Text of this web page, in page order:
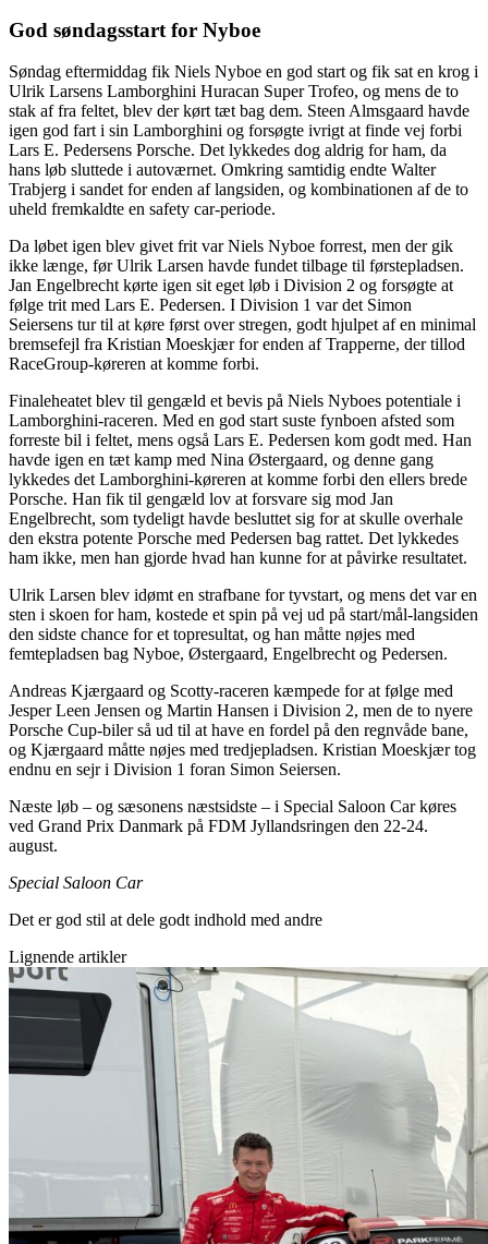
God søndagsstart for Nyboe
Søndag eftermiddag fik Niels Nyboe en god start og fik sat en krog i
Ulrik Larsens Lamborghini Huracan Super Trofeo, og mens de to
stak af fra feltet, blev der kørt tæt bag dem. Steen Almsgaard havde
igen god fart i sin Lamborghini og forsøgte ivrigt at finde vej forbi
Lars E. Pedersens Porsche. Det lykkedes dog aldrig for ham, da
hans løb sluttede i autoværnet. Omkring samtidig endte Walter
Trabjerg i sandet for enden af langsiden, og kombinationen af de to
uheld fremkaldte en safety car-periode.
Da løbet igen blev givet frit var Niels Nyboe forrest, men der gik
ikke længe, før Ulrik Larsen havde fundet tilbage til førstepladsen.
Jan Engelbrecht kørte igen sit eget løb i Division 2 og forsøgte at
følge trit med Lars E. Pedersen. I Division 1 var det Simon
Seiersens tur til at køre først over stregen, godt hjulpet af en minimal
bremsefejl fra Kristian Moeskjær for enden af Trapperne, der tillod
RaceGroup-køreren at komme forbi.
Finaleheatet blev til gengæld et bevis på Niels Nyboes potentiale i
Lamborghini-raceren. Med en god start suste fynboen afsted som
forreste bil i feltet, mens også Lars E. Pedersen kom godt med. Han
havde igen en tæt kamp med Nina Østergaard, og denne gang
lykkedes det Lamborghini-køreren at komme forbi den ellers brede
Porsche. Han fik til gengæld lov at forsvare sig mod Jan
Engelbrecht, som tydeligt havde besluttet sig for at skulle overhale
den ekstra potente Porsche med Pedersen bag rattet. Det lykkedes
ham ikke, men han gjorde hvad han kunne for at påvirke resultatet.
Ulrik Larsen blev idømt en strafbane for tyvstart, og mens det var en
sten i skoen for ham, kostede et spin på vej ud på start/mål-langsiden
den sidste chance for et topresultat, og han måtte nøjes med
femtepladsen bag Nyboe, Østergaard, Engelbrecht og Pedersen.
Andreas Kjærgaard og Scotty-raceren kæmpede for at følge med
Jesper Leen Jensen og Martin Hansen i Division 2, men de to nyere
Porsche Cup-biler så ud til at have en fordel på den regnvåde bane,
og Kjærgaard måtte nøjes med tredjepladsen. Kristian Moeskjær tog
endnu en sejr i Division 1 foran Simon Seiersen.
Næste løb – og sæsonens næstsidste – i Special Saloon Car køres
ved Grand Prix Danmark på FDM Jyllandsringen den 22-24.
august.
Special Saloon Car
Det er god stil at dele godt indhold med andre
Lignende artikler